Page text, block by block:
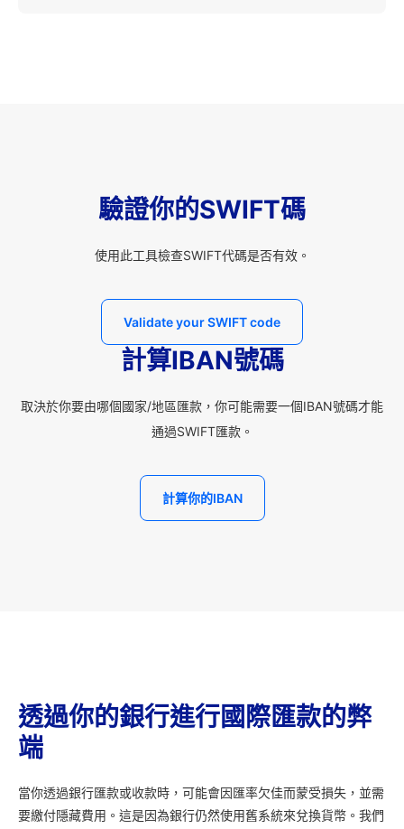
驗證你的SWIFT碼
使用此工具檢查SWIFT代碼是否有效。
Validate your SWIFT code
計算IBAN號碼
取決於你要由哪個國家/地區匯款，你可能需要一個IBAN號碼才能
通過SWIFT匯款。
計算你的IBAN
透過你的銀行進行國際匯款的弊
端
當你透過銀行匯款或收款時，可能會因匯率欠佳而蒙受損失，並需
要繳付隱藏費用。這是因為銀行仍然使用舊系統來兌換貨幣。我們